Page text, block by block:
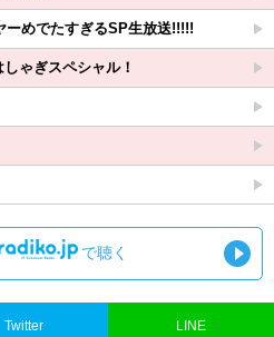
ーめでたすぎるSP生放送!!!!!
ゃぎスペシャル！
で聴く
Twitter LINE